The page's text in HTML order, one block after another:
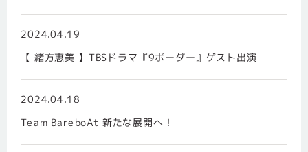
2024.04.19
【 緒方恵美 】TBSドラマ『9ボーダー』ゲスト出演
2024.04.18
Team BareboAt 新たな展開へ！